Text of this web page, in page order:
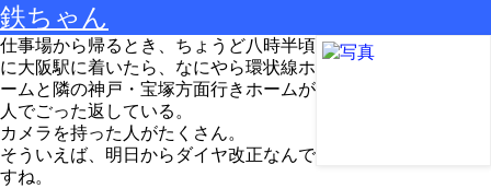
鉄ちゃん
仕事場から帰るとき、ちょうど八時半頃
に大阪駅に着いたら、なにやら環状線ホ
ームと隣の神戸・宝塚方面行きホームが
人でごった返している。
カメラを持った人がたくさん。
そういえば、明日からダイヤ改正なんで
すね。